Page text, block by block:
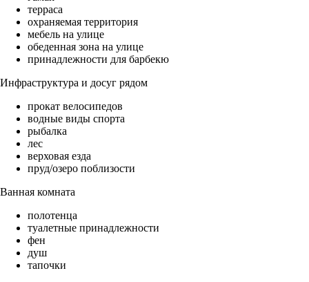
терраса
охраняемая территория
мебель на улице
обеденная зона на улице
принадлежности для барбекю
Инфраструктура и досуг рядом
прокат велосипедов
водные виды спорта
рыбалка
лес
верховая езда
пруд/озеро поблизости
Ванная комната
полотенца
туалетные принадлежности
фен
душ
тапочки